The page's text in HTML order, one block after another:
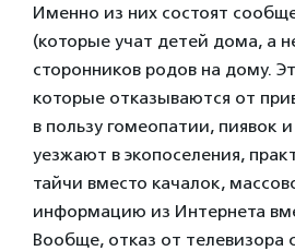
Именно из них состоят
(которые учат детей дома, а
сторонников родов на дому.
которые отказываются от
в пользу гомеопатии, пиявок
уезжают в экопоселения,
тайчи вместо качалок,
информацию из Интернета
Вообще, отказ от телевизора